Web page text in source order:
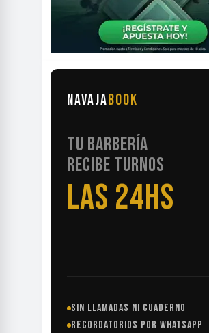
NAVAJABOOK
TU BARBERÍA
RECIBE TURNOS
LAS 24HS
SIN LLAMADAS NI CUADERNO
RECORDATORIOS POR WHATSAPP